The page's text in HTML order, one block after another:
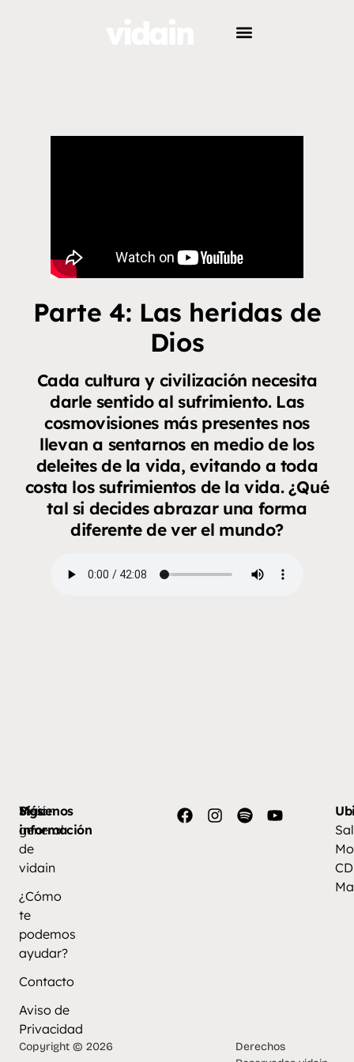
Parte 4: Las heridas de
Dios
Cada cultura y civilización necesita
darle sentido al sufrimiento. Las
cosmovisiones más presentes nos
llevan a sentarnos en medio de los
deleites de la vida, evitando a toda
costa los sufrimientos de la vida. ¿Qué
tal si decides abrazar una forma
diferente de ver el mundo?
Más
información
Visión
general
de
vidain
¿Cómo
te
podemos
ayudar?
Contacto
Aviso de
Privacidad
Síguenos
Copyright © 2026
Derechos